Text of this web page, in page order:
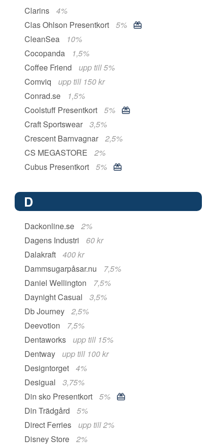
Clarins
4%
Clas Ohlson Presentkort
5%
CleanSea
10%
Cocopanda
1,5%
Coffee Friend
upp till 5%
Comviq
upp till 150 kr
Conrad.se
1,5%
Coolstuff Presentkort
5%
Craft Sportswear
3,5%
Crescent Barnvagnar
2,5%
CS MEGASTORE
2%
Cubus Presentkort
5%
D
Dackonline.se
2%
Dagens Industri
60 kr
Dalakraft
400 kr
Dammsugarpåsar.nu
7,5%
Daniel Wellington
7,5%
Daynight Casual
3,5%
Db Journey
2,5%
Deevotion
7,5%
Dentaworks
upp till 15%
Dentway
upp till 100 kr
Designtorget
4%
Desigual
3,75%
Din sko Presentkort
5%
Din Trädgård
5%
Direct Ferries
upp till 2%
Disney Store
2%